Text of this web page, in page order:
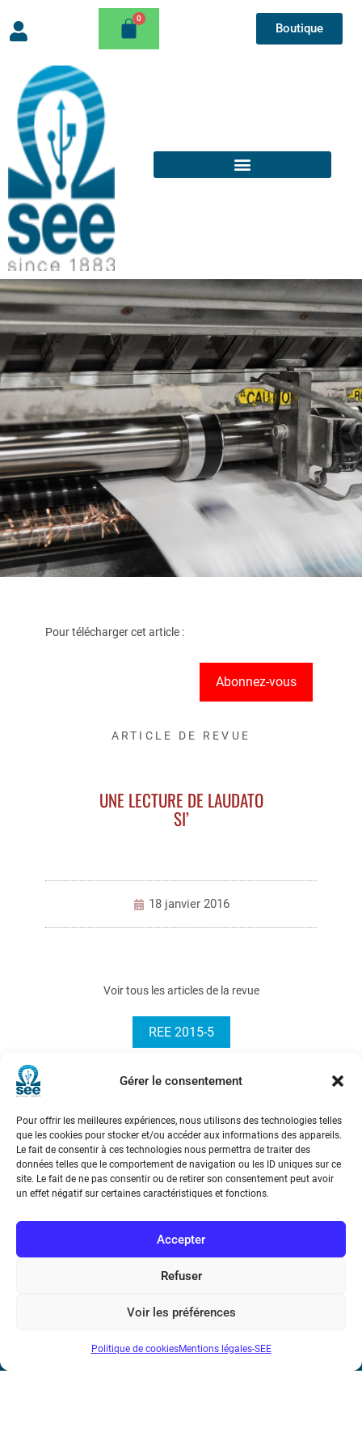
Gérer le consentement
Pour offrir les meilleures expériences, nous utilisons des technologies telles
que les cookies pour stocker et/ou accéder aux informations des appareils.
Le fait de consentir à ces technologies nous permettra de traiter des
données telles que le comportement de navigation ou les ID uniques sur ce
site. Le fait de ne pas consentir ou de retirer son consentement peut avoir
un effet négatif sur certaines caractéristiques et fonctions.
Accepter
Refuser
Voir les préférences
Politique de cookiesMentions légales-SEE
Boutique
Pour télécharger cet article :
Abonnez-vous
ARTICLE DE REVUE
UNE LECTURE DE LAUDATO
SI’
18 janvier 2016
Voir tous les articles de la revue
REE 2015-5
Société de l’Electricité, de l’Electronique et des Technologies
de l’Information et de la Communication
17 rue de l’Amiral Hamelin
Métro : « Boissière » Ligne 6 et « Iéna » Ligne 9
Téléphone : (+33) 1 56 90 37 17
N° de SIREN : 785 393 232, Code APE : 9412Z TVA intra-